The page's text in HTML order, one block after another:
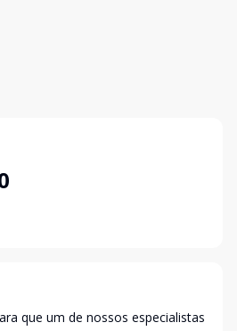
que um de nossos especialistas